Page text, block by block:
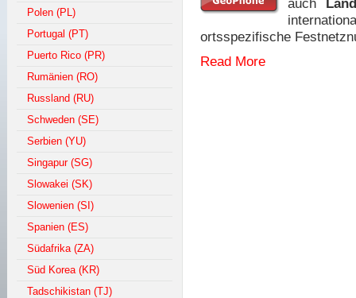
Polen (PL)
Portugal (PT)
Puerto Rico (PR)
Rumänien (RO)
Russland (RU)
Schweden (SE)
Serbien (YU)
Singapur (SG)
Slowakei (SK)
Slowenien (SI)
Spanien (ES)
Südafrika (ZA)
Süd Korea (KR)
Tadschikistan (TJ)
auch
ortsspezifische
Read More